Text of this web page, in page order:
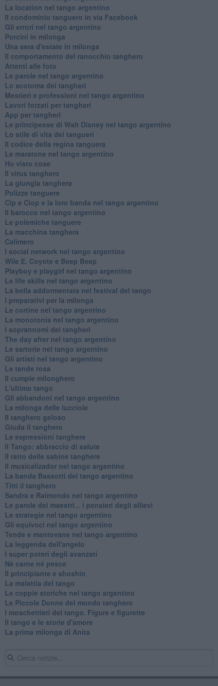
La location nel tango argentino
Il condominio tanguero in via Facebook
Gli errori nel tango argentino
Porcini in milonga
Una sera d'estate in milonga
Il comportamento del ranocchio tanghero
Attenti alle foto
Le parole nel tango argentino
Lo scotoma dei tangheri
Mestieri e professioni nel tango argentino
Lavori forzati per tangheri
App per tangheri
Le principesse di Walt Disney nel tango argentino
Lo stile di vita dei tangueri
Il codice della regina tanguera
Le maratone nel tango argentino
Ho visto cose
Il virus tanghero
La giungla tanghera
Polizze tanguere
Cip e Ciop e la loro banda nel tango argentino
Il barocco nel tango argentino
Le polemiche tanguere
La macchina tanghera
Calimero
​I social network nel tango argentino
Wile E. Coyote e Beep Beep
Playboy e playgirl nel tango argentino
Le life skills nel tango argentino
La bella addormentata nel festival del tango
I preparativi per la milonga
Le cortine nel tango argentino
La monotonia nel tango argentino
I soprannomi dei tangheri
The day after nel tango argentino
Le sartorie nel tango argentino
Gli artisti nel tango argentino
Le tande rosa
Il cumple milonghero
L'ultimo tango
Gli abbandoni nel tango argentino
La milonga delle lucciole
Il tanghero geloso
Giuda il tanghero
Le espressioni tanghere
Il Tango: abbraccio di salute
Il ratto delle sabine tanghere
Il musicalizador nel tango argentino
La banda Bassotti del tango argentino
Titti il tanghero
Sandra e Raimondo nel tango argentino
Le parole dei maestri... i pensieri degli allievi
Le strategie nel tango argentino
Gli equivoci nel tango argentino
Tende e mantovane nel tango argentino
La leggenda dell'angelo
I super poteri degli avanzati
​Né carne né pesce
Il principiante e shoshin
La malattia del tango
Le coppie storiche nel tango argentino
​Le Piccole Donne del mondo tanghero
I moschettieri del tango. Figure e figurette
Il tango e le storie d'amore
​La prima milonga di Anita